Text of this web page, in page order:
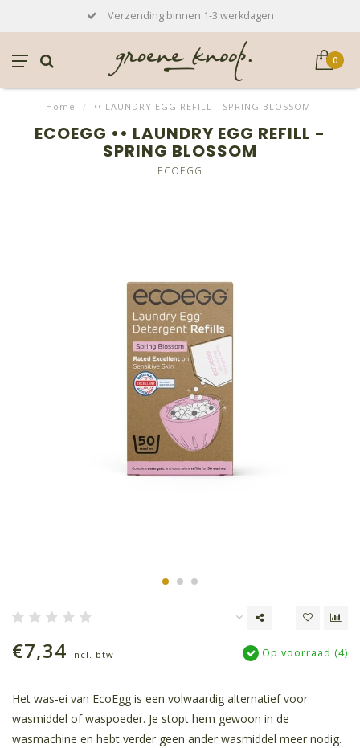
Verzending binnen 1-3 werkdagen
0
Home / •• LAUNDRY EGG REFILL - SPRING BLOSSOM
ECOEGG •• LAUNDRY EGG REFILL -
SPRING BLOSSOM
ECOEGG
€7,34 Incl. btw Op voorraad (4)
Het was-ei van EcoEgg is een volwaardig alternatief voor
wasmiddel of waspoeder. Je stopt hem gewoon in de
wasmachine en hebt verder geen ander wasmiddel meer nodig.